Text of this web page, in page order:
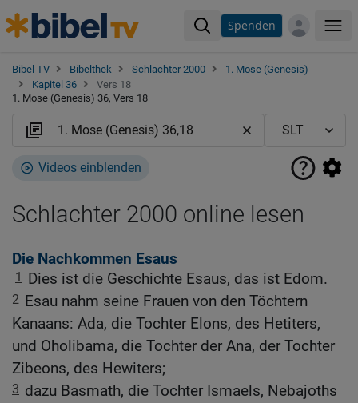
Spenden
Bibel TV Bibelthek Schlachter 2000
1. Mose (Genesis)
Kapitel 36
Vers 18
1. Mose (Genesis) 36, Vers 18
Videos einblenden
Schlachter 2000 online lesen
Die Nachkommen Esaus
1 Dies ist die Geschichte Esaus, das ist Edom.
2 Esau nahm seine Frauen von den Töchtern
Kanaans: Ada, die Tochter Elons, des Hetiters,
und Oholibama, die Tochter der Ana, der Tochter
Zibeons, des Hewiters;
3 dazu Basmath, die Tochter Ismaels, Nebajoths